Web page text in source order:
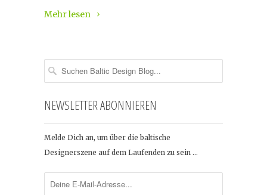
Mehr lesen
NEWSLETTER ABONNIEREN
Melde Dich an, um über die baltische
Designerszene auf dem Laufenden zu sein …